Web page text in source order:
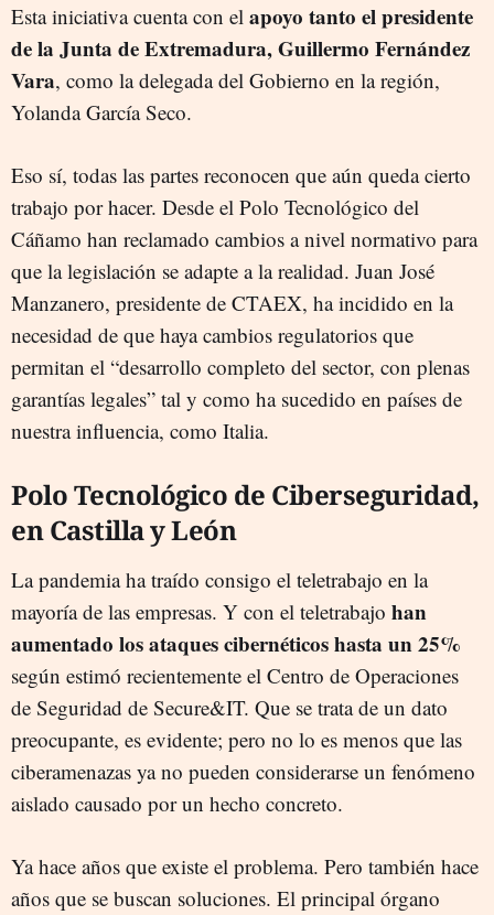
Esta iniciativa cuenta con el apoyo tanto el presidente
de la Junta de Extremadura, Guillermo Fernández
Vara, como la delegada del Gobierno en la región,
Yolanda García Seco.
Eso sí, todas las partes reconocen que aún queda cierto
trabajo por hacer. Desde el Polo Tecnológico del
Cáñamo han reclamado cambios a nivel normativo para
que la legislación se adapte a la realidad. Juan José
Manzanero, presidente de CTAEX, ha incidido en la
necesidad de que haya cambios regulatorios que
permitan el “desarrollo completo del sector, con plenas
garantías legales” tal y como ha sucedido en países de
nuestra influencia, como Italia.
Polo Tecnológico de Ciberseguridad,
en Castilla y León
La pandemia ha traído consigo el teletrabajo en la
mayoría de las empresas. Y con el teletrabajo han
aumentado los ataques cibernéticos hasta un 25%
según estimó recientemente el Centro de Operaciones
de Seguridad de Secure&IT. Que se trata de un dato
preocupante, es evidente; pero no lo es menos que las
ciberamenazas ya no pueden considerarse un fenómeno
aislado causado por un hecho concreto.
Ya hace años que existe el problema. Pero también hace
años que se buscan soluciones. El principal órgano